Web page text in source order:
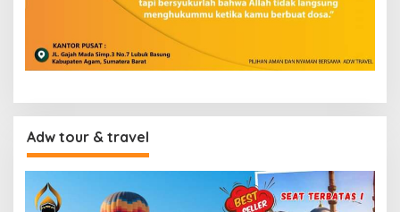
Adw tour & travel